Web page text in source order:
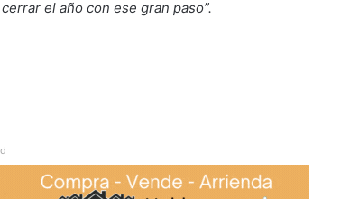
el año con ese gran paso”.